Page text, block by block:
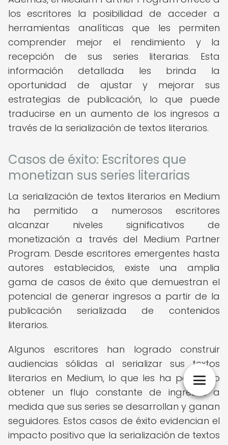
los escritores la posibilidad de acceder a
herramientas analíticas que les permiten
comprender mejor el rendimiento y la
recepción de sus series literarias. Esta
información detallada les brinda la
oportunidad de ajustar y mejorar sus
estrategias de publicación, lo que puede
traducirse en un aumento de los ingresos a
través de la serialización de textos literarios.
Casos de éxito: Escritores que
monetizan sus series literarias
La serialización de textos literarios en Medium
ha permitido a numerosos escritores
alcanzar niveles significativos de
monetización a través del Medium Partner
Program. Desde escritores emergentes hasta
autores establecidos, existe una amplia
gama de casos de éxito que demuestran el
potencial de generar ingresos a partir de la
publicación serializada de contenidos
literarios.
Algunos escritores han logrado construir
audiencias sólidas al serializar sus textos
literarios en Medium, lo que les ha permitido
obtener un flujo constante de ingresos a
medida que sus series se desarrollan y ganan
seguidores. Estos casos de éxito evidencian el
impacto positivo que la serialización de textos